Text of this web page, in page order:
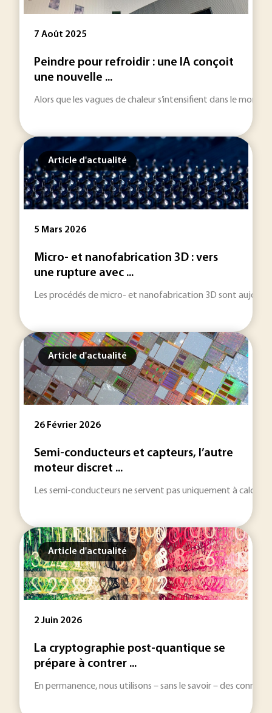
7 Août 2025
Peindre pour refroidir : une IA conçoit
une nouvelle ...
Alors que les vagues de chaleur s’intensifient dans le
Article d'actualité
5 Mars 2026
Micro- et nanofabrication 3D : vers
une rupture avec ...
Les procédés de micro- et nanofabrication 3D sont
Article d'actualité
26 Février 2026
Semi-conducteurs et capteurs, l’autre
moteur discret ...
Les semi-conducteurs ne servent pas uniquement à
Article d'actualité
2 Juin 2026
La cryptographie post-quantique se
prépare à contrer ...
En permanence, nous utilisons – sans le savoir – des